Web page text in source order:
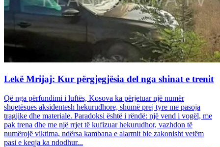
Lekë Mrijaj: Kur përgjegjësia del nga shinat e trenit
Që nga përfundimi i luftës, Kosova ka përjetuar një numër
shqetësues aksidentesh hekurudhore, shumë prej tyre me pasoja
tragjike dhe materiale. Paradoksi është i rëndë: një vend i vogël, me
pak trena dhe me një rrjet të kufizuar hekurudhor, vazhdon të
numërojë viktima, ndërsa kambana e alarmit bie zakonisht vetëm
pasi e keqja ka ndodhur...